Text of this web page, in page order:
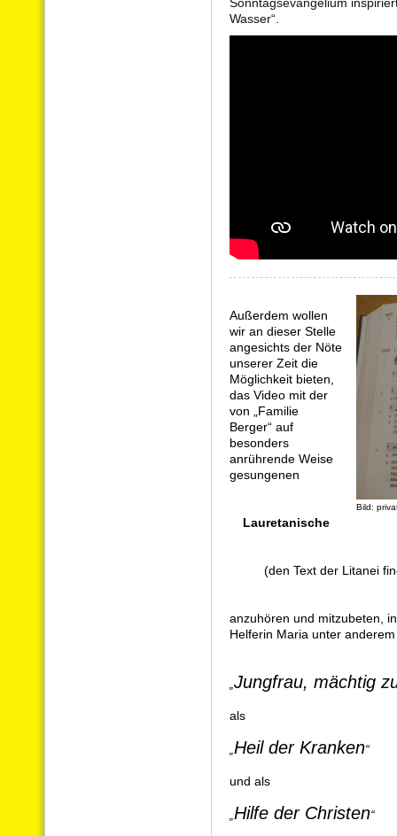
Wasser“.
Bild:
Außerdem wollen
wir an dieser Stelle
angesichts der Nöte
unserer Zeit die
Möglichkeit bieten,
das Video mit der
von „Familie
Berger“ auf
besonders
anrührende Weise
gesungenen
Lauretanische
(den Text der Litanei
anzuhören und mitzubeten,
Helferin Maria unter
Jungfrau, mächtig
als
Heil der Kranken“
und als
Hilfe der Christen“